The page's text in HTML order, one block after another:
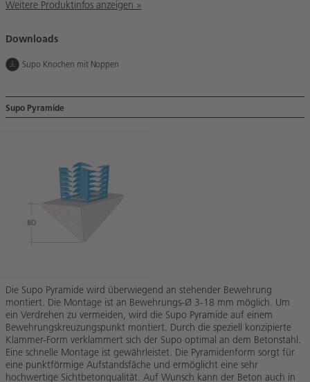
Weitere Produktinfos anzeigen »
Downloads
Supo Knochen mit Noppen
Supo Pyramide
Die Supo Pyramide wird überwiegend an stehender Bewehrung
montiert. Die Montage ist an Bewehrungs-Ø 3-18 mm möglich. Um
ein Verdrehen zu vermeiden, wird die Supo Pyramide auf einem
Bewehrungskreuzungspunkt montiert. Durch die speziell konzipierte
Klammer-Form verklammert sich der Supo optimal an dem Betonstahl.
Eine schnelle Montage ist gewährleistet. Die Pyramidenform sorgt für
eine punktförmige Aufstandsfäche und ermöglicht eine sehr
hochwertige Sichtbetonqualität. Auf Wunsch kann der Beton auch in